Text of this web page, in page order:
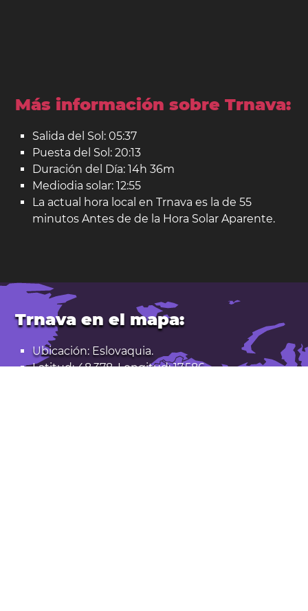
Más información sobre Trnava:
Salida del Sol: 05:37
Puesta del Sol: 20:13
Duración del Día: 14h 36m
Mediodia solar: 12:55
La actual hora local en Trnava es la de 55
minutos Antes de de la Hora Solar Aparente.
Trnava en el mapa:
Ubicación: Eslovaquia.
Latitud: 48,378. Longitud: 17,586